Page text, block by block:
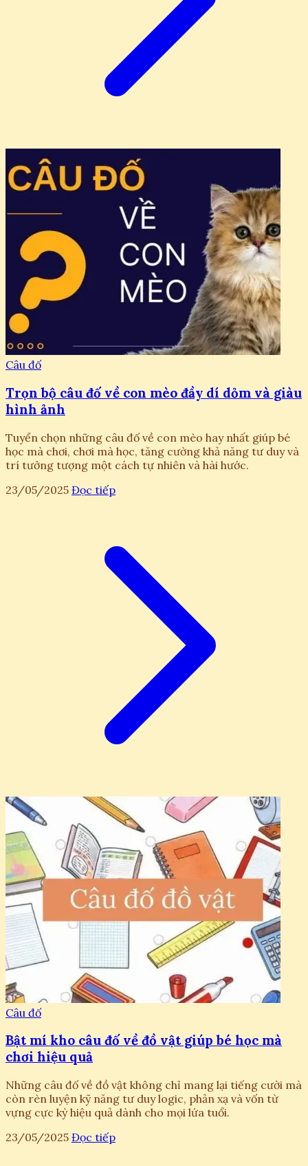
Câu đố
Trọn bộ câu đố về con mèo đầy dí dỏm và giàu
hình ảnh
Tuyển chọn những câu đố về con mèo hay nhất giúp bé
học mà chơi, chơi mà học, tăng cường khả năng tư duy và
trí tưởng tượng một cách tự nhiên và hài hước.
23/05/2025 Đọc tiếp
Câu đố
Bật mí kho câu đố về đồ vật giúp bé học mà
chơi hiệu quả
Những câu đố về đồ vật không chỉ mang lại tiếng cười mà
còn rèn luyện kỹ năng tư duy logic, phản xạ và vốn từ
vựng cực kỳ hiệu quả dành cho mọi lứa tuổi.
23/05/2025 Đọc tiếp